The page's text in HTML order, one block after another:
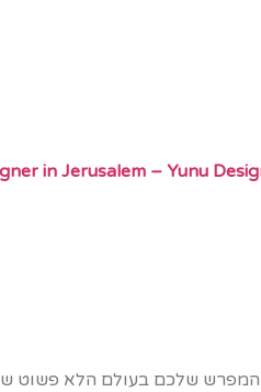
in Jerusalem – Yunu
שלכם בעולם הלא פשוט